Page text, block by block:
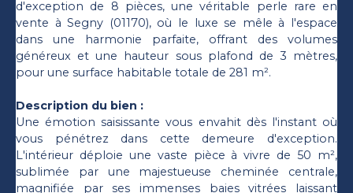
d'exception de 8 pièces, une véritable perle rare en
vente à Segny (01170), où le luxe se mêle à l'espace
dans une harmonie parfaite, offrant des volumes
généreux et une hauteur sous plafond de 3 mètres,
pour une surface habitable totale de 281 m².
Description du bien :
Une émotion saisissante vous envahit dès l'instant où
vous pénétrez dans cette demeure d'exception.
L'intérieur déploie une vaste pièce à vivre de 50 m²,
sublimée par une majestueuse cheminée centrale,
magnifiée par ses immenses baies vitrées laissant